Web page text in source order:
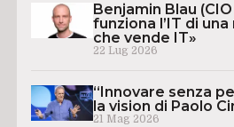
Benjamin Blau
funziona l’IT di
che vende IT»
22 Lug 2026
“Innovare senza
la vision di Paolo
21 Mag 2026